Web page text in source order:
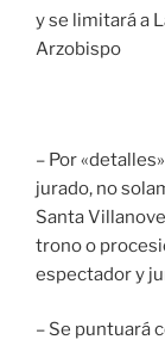
y se limitará a
Arzobispo
– Por
jurado, no
Santa
trono o
espectador y
– Se puntuará